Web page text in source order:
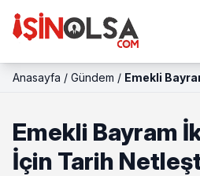
Anasayfa / Gündem / Emekli
Emekli Bayram
İçin Tarih